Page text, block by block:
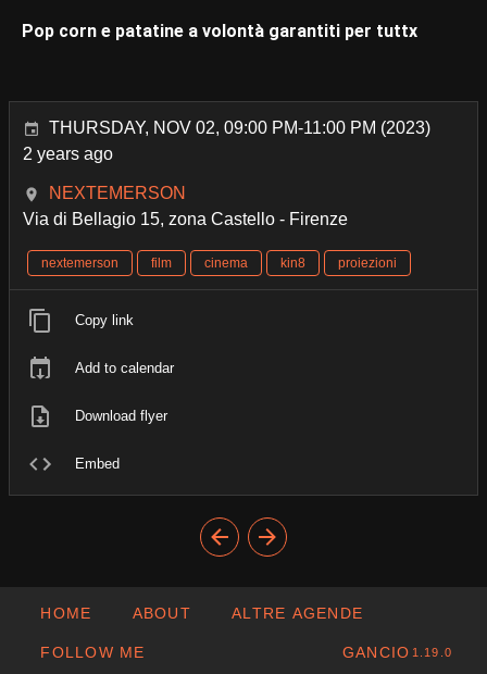
Pop corn e patatine a volontà garantiti per tuttx
THURSDAY, NOV 02, 09:00 PM-11:00 PM (2023)
2 years ago
NEXTEMERSON
Via di Bellagio 15, zona Castello - Firenze
nextemerson film cinema kin8 proiezioni
Copy link
Add to calendar
Download flyer
Embed
HOME ABOUT ALTRE AGENDE
FOLLOW ME GANCIO 1.19.0